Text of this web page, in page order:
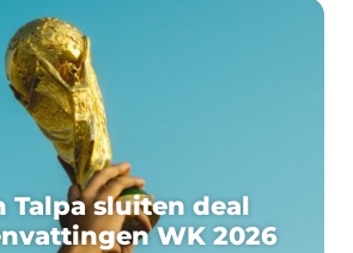
Talpa sluiten deal
WK 2026